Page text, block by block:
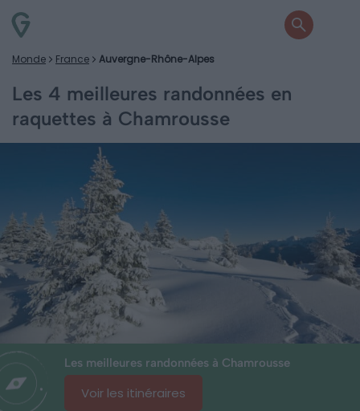
Monde France Auvergne-Rhône-Alpes
Les 4 meilleures randonnées en
raquettes à Chamrousse
Les meilleures randonnées à Chamrousse
Voir les itinéraires